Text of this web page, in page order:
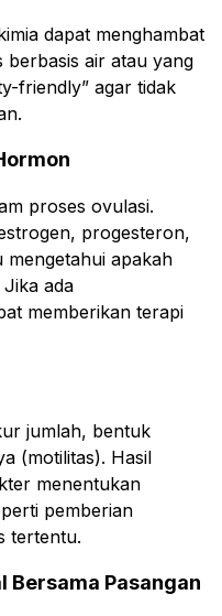
dapat menghambat
berbasis air atau yang
friendly” agar tidak
proses ovulasi.
progesteron,
apakah
ada
memberikan terapi
jumlah, bentuk
(motilitas). Hasil
menentukan
pemberian
tertentu.
Bersama Pasangan